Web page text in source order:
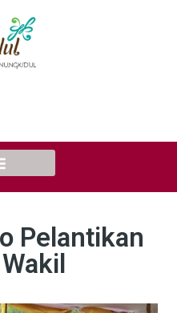
Pelantikan